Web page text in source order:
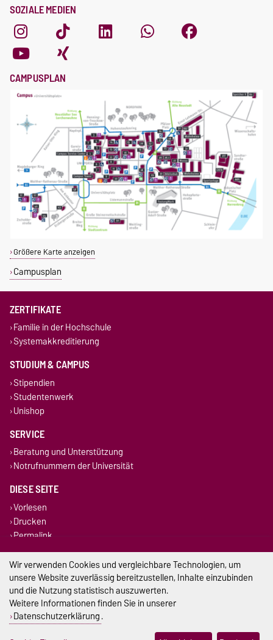
SOZIALE MEDIEN
CAMPUSPLAN
Größere Karte anzeigen
Campusplan
ZERTIFIKATE
Familie in der Hochschule
Systemakkreditierung
STUDIUM & CAMPUS
Stipendien
Studentenwerk
Unishop
SERVICE
Beratung und Unterstützung
Notrufnummern der Universität
DIESE SEITE
Vorlesen
Drucken
Permalink
Impressum
Datenschutz
Wir verwenden Cookies und vergleichbare Technologien, um
unsere Website zuverlässig bereitzustellen, Inhalte einzubinden
und die Nutzung statistisch auszuwerten.
Weitere Informationen finden Sie in unserer
Datenschutzerklärung.